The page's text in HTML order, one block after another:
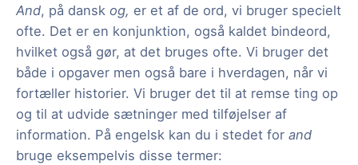
And, på dansk og, er et af de ord, vi bruger specielt
ofte. Det er en konjunktion, også kaldet bindeord,
hvilket også gør, at det bruges ofte. Vi bruger det
både i opgaver men også bare i hverdagen, når vi
fortæller historier. Vi bruger det til at remse ting op
og til at udvide sætninger med tilføjelser af
information. På engelsk kan du i stedet for and
bruge eksempelvis disse termer: